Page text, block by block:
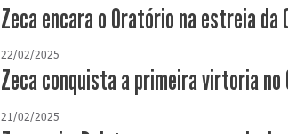
Zeca encara o Oratório na estreia da
22/02/2025
Zeca conquista a primeira virtoria no
21/02/2025